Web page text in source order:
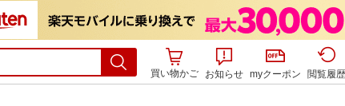
買い物かご お知らせ myクーポン 閲覧履歴